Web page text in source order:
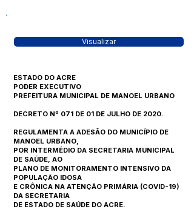
Visualizar
ESTADO DO ACRE
PODER EXECUTIVO
PREFEITURA MUNICIPAL DE MANOEL URBANO
DECRETO Nº 071 DE 01 DE JULHO DE 2020.
REGULAMENTA A ADESÃO DO MUNICÍPIO DE
MANOEL URBANO,
POR INTERMÉDIO DA SECRETARIA MUNICIPAL
DE SAÚDE, AO
PLANO DE MONITORAMENTO INTENSIVO DA
POPULAÇÃO IDOSA
E CRÔNICA NA ATENÇÃO PRIMÁRIA (COVID-19)
DA SECRETARIA
DE ESTADO DE SAÚDE DO ACRE.